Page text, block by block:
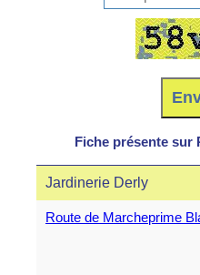
Fiche présente sur
Jardinerie Derly
Route de Marcheprime